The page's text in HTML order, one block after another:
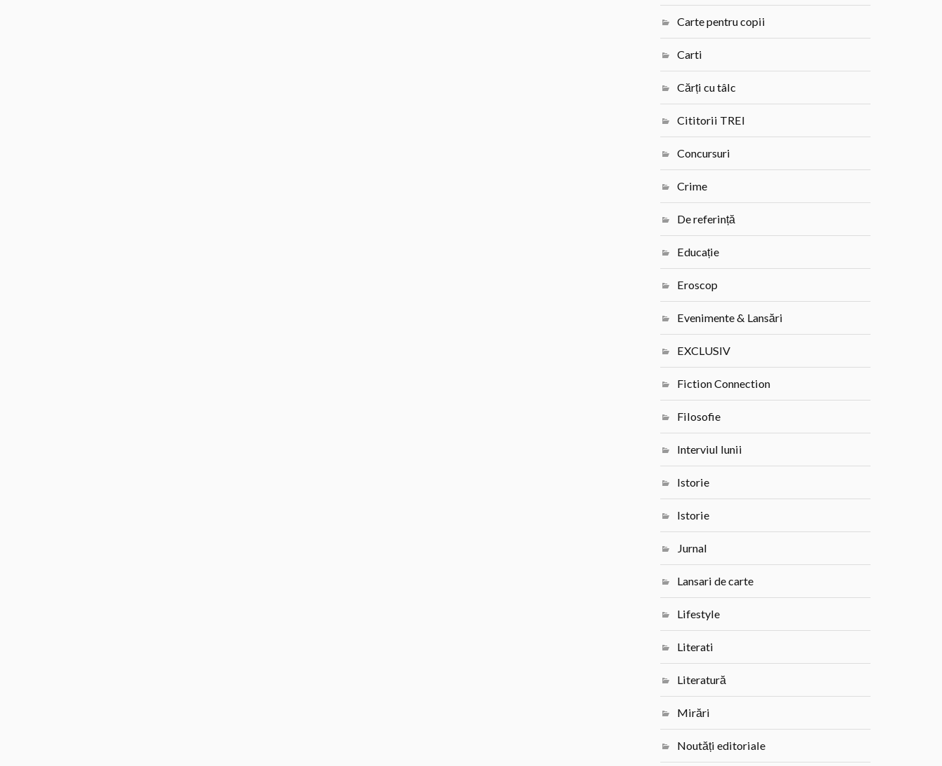
Carte pentru copii
Carti
Cărți cu tâlc
Cititorii TREI
Concursuri
Crime
De referință
Educație
Eroscop
Evenimente & Lansări
EXCLUSIV
Fiction Connection
Filosofie
Interviul lunii
Istorie
Istorie
Jurnal
Lansari de carte
Lifestyle
Literati
Literatură
Mirări
Noutăți editoriale